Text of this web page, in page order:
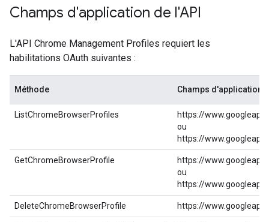
Champs d'application de l'API
L'API Chrome Management Profiles requiert les
habilitations OAuth suivantes :
Méthode Champs d'application
ListChromeBrowserProfiles
https://
ou
https://
GetChromeBrowserProfile
https://
ou
https://
DeleteChromeBrowserProfile https://